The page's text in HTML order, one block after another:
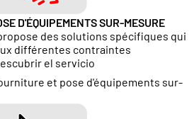
D'ÉQUIPEMENTS SUR-MESURE
des solutions spécifiques qui
différentes contraintes
el servicio
et pose d'équipements sur-